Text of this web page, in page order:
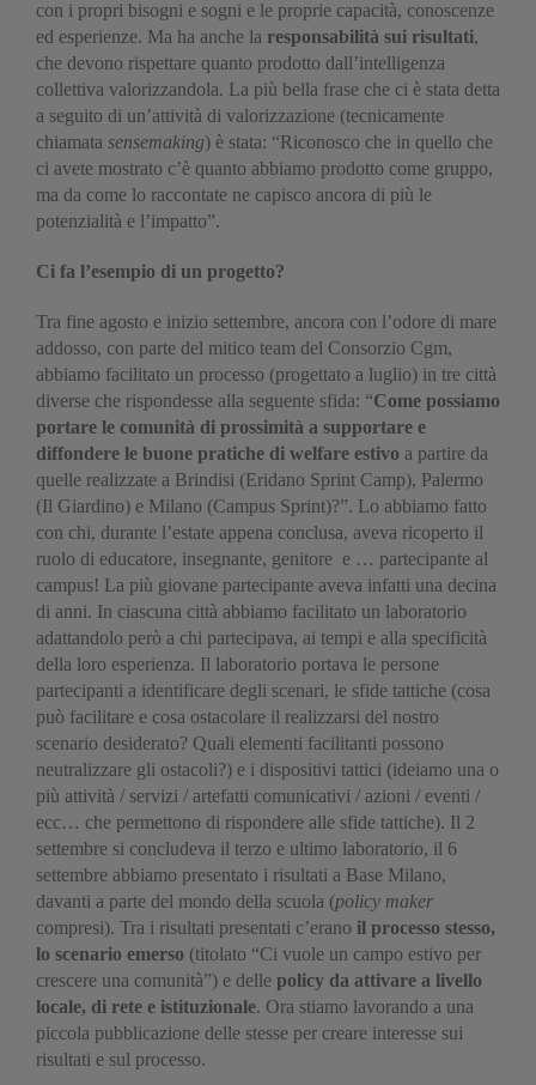
con i propri bisogni e sogni e le proprie capacità, conoscenze
ed esperienze. Ma ha anche la responsabilità sui risultati,
che devono rispettare quanto prodotto dall’intelligenza
collettiva valorizzandola. La più bella frase che ci è stata detta
a seguito di un’attività di valorizzazione (tecnicamente
chiamata sensemaking) è stata: “Riconosco che in quello che
ci avete mostrato c’è quanto abbiamo prodotto come gruppo,
ma da come lo raccontate ne capisco ancora di più le
potenzialità e l’impatto”.
Ci fa l’esempio di un progetto?
Tra fine agosto e inizio settembre, ancora con l’odore di mare
addosso, con parte del mitico team del Consorzio Cgm,
abbiamo facilitato un processo (progettato a luglio) in tre città
diverse che rispondesse alla seguente sfida: “Come possiamo
portare le comunità di prossimità a supportare e
diffondere le buone pratiche di welfare estivo a partire da
quelle realizzate a Brindisi (Eridano Sprint Camp), Palermo
(Il Giardino) e Milano (Campus Sprint)?”. Lo abbiamo fatto
con chi, durante l’estate appena conclusa, aveva ricoperto il
ruolo di educatore, insegnante, genitore e … partecipante al
campus! La più giovane partecipante aveva infatti una decina
di anni. In ciascuna città abbiamo facilitato un laboratorio
adattandolo però a chi partecipava, ai tempi e alla specificità
della loro esperienza. Il laboratorio portava le persone
partecipanti a identificare degli scenari, le sfide tattiche (cosa
può facilitare e cosa ostacolare il realizzarsi del nostro
scenario desiderato? Quali elementi facilitanti possono
neutralizzare gli ostacoli?) e i dispositivi tattici (ideiamo una o
più attività / servizi / artefatti comunicativi / azioni / eventi /
ecc… che permettono di rispondere alle sfide tattiche). Il 2
settembre si concludeva il terzo e ultimo laboratorio, il 6
settembre abbiamo presentato i risultati a Base Milano,
davanti a parte del mondo della scuola (policy maker
compresi). Tra i risultati presentati c’erano il processo stesso,
lo scenario emerso (titolato “Ci vuole un campo estivo per
crescere una comunità”) e delle policy da attivare a livello
locale, di rete e istituzionale. Ora stiamo lavorando a una
piccola pubblicazione delle stesse per creare interesse sui
risultati e sul processo.